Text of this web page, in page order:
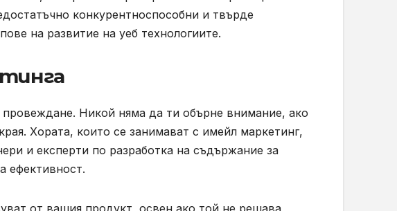
конкурентноспособни и твърде
на развитие на уеб технологиите.
Никой няма да ти обърне внимание, ако
Хората, които се занимават с имейл маркетинг,
и експерти по разработка на съдържание за
ефективност.